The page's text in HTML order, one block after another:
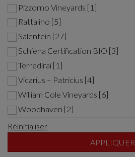
Pizzorno Vineyards [1]
Rattalino [5]
Salentein [27]
Schiena Certification BIO [3]
Terredirai [1]
Vicarius – Patricius [4]
William Cole Vineyards [6]
Woodhaven [2]
Réinitialiser
APPLIQUER